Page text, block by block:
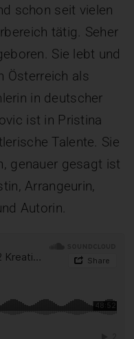
schon seit vielen
tätig. Seher
Sie lebt und
Österreich als
in deutscher
ist in Pristina
Talente. Sie
genauer gesagt ist
Arrangeurin,
Autorin.